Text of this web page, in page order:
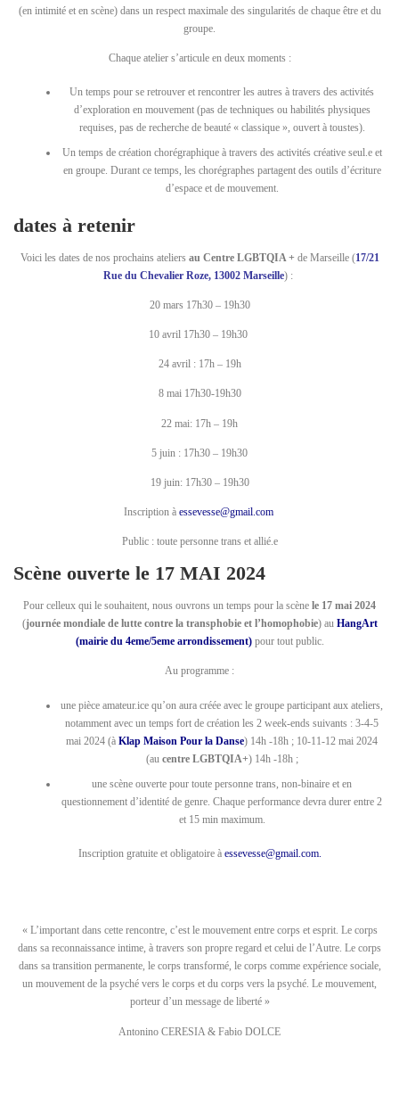
(en intimité et en scène) dans un respect maximale des singularités de chaque être et du
groupe.
Chaque atelier s’articule en deux moments :
Un temps pour se retrouver et rencontrer les autres à travers des activités
d’exploration en mouvement (pas de techniques ou habilités physiques
requises, pas de recherche de beauté « classique », ouvert à toustes).
Un temps de création chorégraphique à travers des activités créative seul.e et
en groupe. Durant ce temps, les chorégraphes partagent des outils d’écriture
d’espace et de mouvement.
dates à retenir
Voici les dates de nos prochains ateliers au Centre LGBTQIA + de Marseille (17/21
Rue du Chevalier Roze, 13002 Marseille) :
20 mars 17h30 – 19h30
10 avril 17h30 – 19h30
24 avril : 17h – 19h
8 mai 17h30-19h30
22 mai: 17h – 19h
5 juin : 17h30 – 19h30
19 juin: 17h30 – 19h30
Inscription à essevesse@gmail.com
Public : toute personne trans et allié.e
Scène ouverte le 17 MAI 2024
Pour celleux qui le souhaitent, nous ouvrons un temps pour la scène le 17 mai 2024
(journée mondiale de lutte contre la transphobie et l’homophobie) au HangArt
(mairie du 4eme/5eme arrondissement)pour tout public.
Au programme :
une pièce amateur.ice qu’on aura créée avec le groupe participant aux ateliers,
notamment avec un temps fort de création les 2 week-ends suivants : 3-4-5
mai 2024 (àKlap Maison Pour la Danse) 14h -18h ; 10-11-12 mai 2024
(au centre LGBTQIA+) 14h -18h ;
une scène ouverte pour toute personne trans, non-binaire et en
questionnement d’identité de genre. Chaque performance devra durer entre 2
et 15 min maximum.
Inscription gratuite et obligatoire à essevesse@gmail.com.
« L’important dans cette rencontre, c’est le mouvement entre corps et esprit. Le corps
dans sa reconnaissance intime, à travers son propre regard et celui de l’Autre. Le corps
dans sa transition permanente, le corps transformé, le corps comme expérience sociale,
un mouvement de la psyché vers le corps et du corps vers la psyché. Le mouvement,
porteur d’un message de liberté »
Antonino CERESIA & Fabio DOLCE